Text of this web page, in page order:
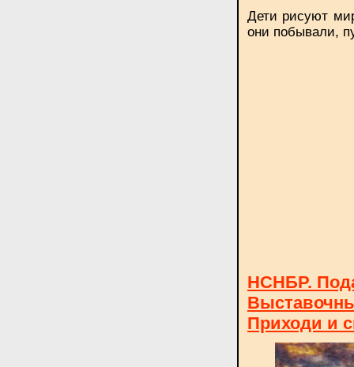
Дети рисуют
они побывали,
НСНБР.
Приходи и